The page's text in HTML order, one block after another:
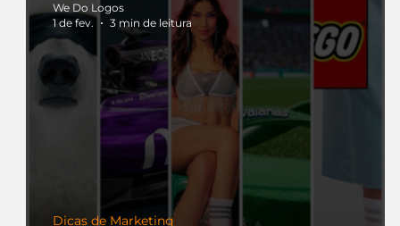
Dicas de Marketing
We Do Logos
1 de fev.
3 min de leitura